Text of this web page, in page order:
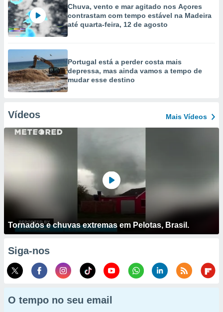
Chuva, vento e mar agitado nos Açores
contrastam com tempo estável na Madeira
até quarta-feira, 12 de agosto
Portugal está a perder costa mais
depressa, mas ainda vamos a tempo de
mudar esse destino
Vídeos Mais Vídeos
Tornados e chuvas extremas em Pelotas, Brasil.
Siga-nos
O tempo no seu email